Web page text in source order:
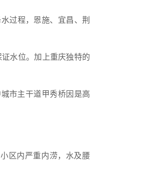
过程，恩施、宜昌、荆
水位。加上重庆独特的
市主干道甲秀桥因是高
区内严重内涝，水及腰